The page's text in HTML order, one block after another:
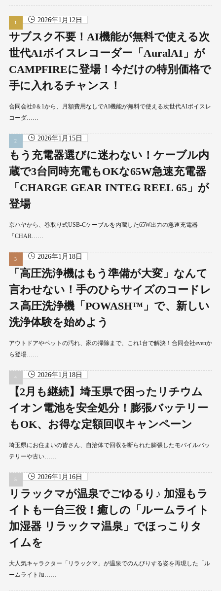
2026年1月12日
サブスク不要！AI機能が無料で使える次
世代AIボイスレコーダー「AuralAI」が
CAMPFIREに登場！今だけの特別価格で
手に入れるチャンス！
合同会社0＆1から、月額費用なしでAI機能が無料で使える次世代AIボイスレ
コーダ……
2026年1月15日
もう充電器選びに迷わない！ケーブル内
蔵で3台同時充電もOKな65W急速充電器
「CHARGE GEAR INTEG REEL 65」が
登場
京ハヤから、巻取り式USB-Cケーブルを内蔵した65W出力の急速充電器
「CHAR……
2026年1月18日
「高圧洗浄機はもう準備が大変」なんて
言わせない！手のひらサイズのコードレ
ス高圧洗浄機「POWASH™」で、新しい
洗浄体験を始めよう
アウトドアやペットの汚れ、家の掃除まで、これ1台で解決！合同会社evenか
ら登場……
2026年1月18日
【2月も継続】埼玉県で困ったリチウム
イオン電池を安全処分！膨張バッテリー
もOK、お得な定額回収キャンペーン
埼玉県にお住まいの皆さん、自治体で回収を断られた膨張したモバイルバッ
テリーや古い……
2026年1月16日
リラックマが温泉でごゆるり♪ 加湿もラ
イトも一台三役！癒しの「ルームライト
加湿器 リラックマ温泉」でほっこりタ
イムを
大人気キャラクター「リラックマ」が温泉でのんびりする姿を再現した「ル
ームライト加……